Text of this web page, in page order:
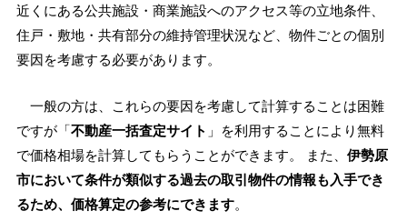
近くにある公共施設・商業施設へのアクセス等の立地条件、
住戸・敷地・共有部分の維持管理状況など、物件ごとの個別
要因を考慮する必要があります。
一般の方は、これらの要因を考慮して計算することは困難
ですが「不動産一括査定サイト 」を利用することにより無料
で価格相場を計算してもらうことができます。 また、 伊勢原
市において条件が類似する過去の取引物件の情報も入手でき
るため、価格算定の参考にできます。